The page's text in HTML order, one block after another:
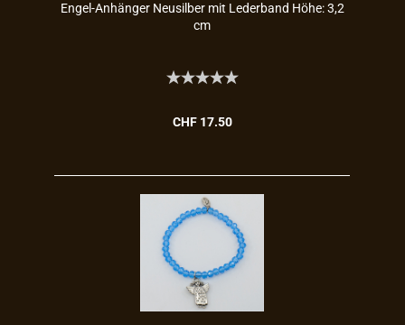
Engel-​​An­hän­ger Neu­sil­ber mit Le­der­band Höhe: 3,2
cm
CHF 17.50